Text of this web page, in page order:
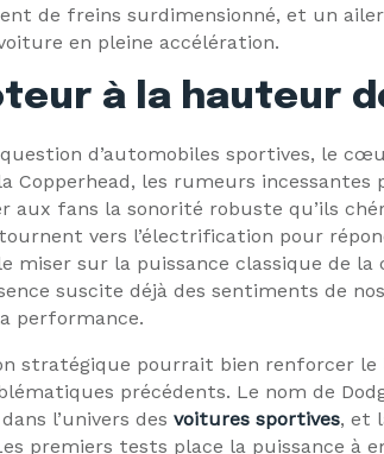
de freins surdimensionné, et un
en pleine accélération.
à la hauteur
d’automobiles sportives, le
Copperhead, les rumeurs
aux fans la sonorité robuste qu’ils
vers l’électrification pour
miser sur la puissance classique de
suscite déjà des sentiments de
performance.
stratégique pourrait bien renforcer le
précédents. Le nom de
l’univers des voitures sportives, et
premiers tests place la puissance à